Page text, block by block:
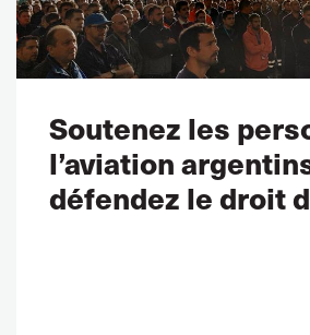
Soutenez les
l’aviation
défendez le droit